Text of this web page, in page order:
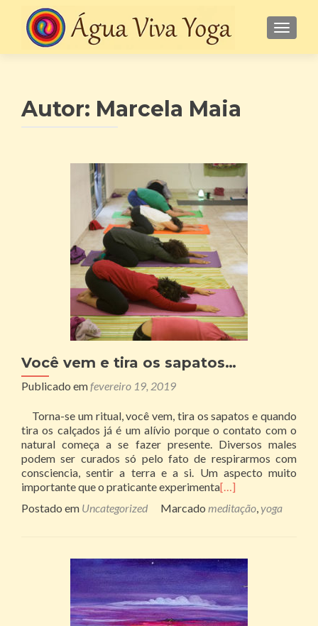
Autor: Marcela Maia
Você vem e tira os sapatos…
Publicado emfevereiro 19, 2019
Torna-se um ritual, você vem, tira os sapatos e quando
tira os calçados já é um alívio porque o contato com o
natural começa a se fazer presente. Diversos males
podem ser curados só pelo fato de respirarmos com
consciencia, sentir a terra e a si. Um aspecto muito
importante que o praticante experimenta[…]
Postado em Uncategorized Marcado meditação,yoga